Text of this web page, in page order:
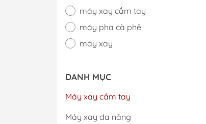
máy xay cầm tay
máy pha cà phê
máy xay
DANH MỤC
Máy xay cầm tay
Máy xay đa năng